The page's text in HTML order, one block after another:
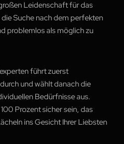
Leidenschaft für das
Suche nach dem perfekten
problemlos als möglich zu
führt zuerst
und wählt danach die
Bedürfnisse aus.
Prozent sicher sein, das
ins Gesicht Ihrer Liebsten